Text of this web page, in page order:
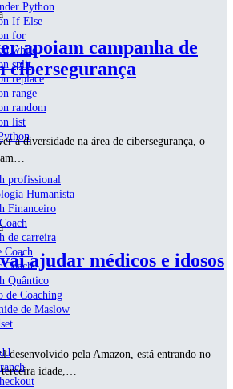
Python
If Else
for
while
split
replace
range
random
list
profissional
Humanista
Financeiro
de carreira
Coach
Coach
Quântico
de Coaching
de Maslow
apoiam campanha de
cibersegurança
a diversidade na área de cibersegurança, o
ajudar médicos e idosos
desenvolvido pela Amazon, está entrando no
idade,…